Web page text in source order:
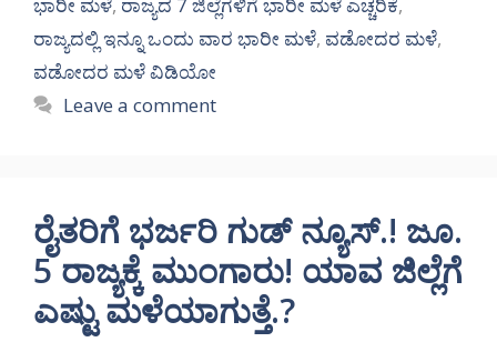
ಭಾರೀ ಮಳೆ, ರಾಜ್ಯದ 7 ಜಿಲ್ಲೆಗಳಿಗೆ ಭಾರೀ ಮಳೆ ಎಚ್ಚರಿಕೆ,
ರಾಜ್ಯದಲ್ಲಿ ಇನ್ನೂ ಒಂದು ವಾರ ಭಾರೀ ಮಳೆ, ವಡೋದರ ಮಳೆ,
ವಡೋದರ ಮಳೆ ವಿಡಿಯೋ
Leave a comment
ರೈತರಿಗೆ ಭರ್ಜರಿ ಗುಡ್ ನ್ಯೂಸ್.! ಜೂ.
5 ರಾಜ್ಯಕ್ಕೆ ಮುಂಗಾರು! ಯಾವ ಜಿಲ್ಲೆಗೆ
ಎಷ್ಟು ಮಳೆಯಾಗುತ್ತೆ.?